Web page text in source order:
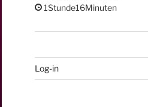
1Stunde16Minuten
Log-in